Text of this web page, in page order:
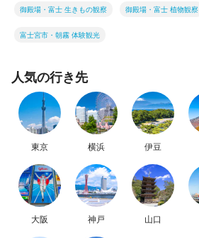
御殿場・富士 生きもの観察 御殿場・富士 植物観察
富士宮市・朝霧 体験観光
人気の行き先
東京 横浜 伊豆
大阪 神戸 山口